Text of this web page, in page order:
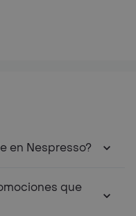
en Nespresso?
que